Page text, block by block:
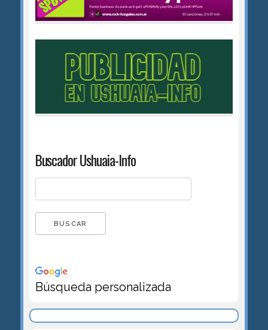
Buscador Ushuaia-Info
Búsqueda personalizada